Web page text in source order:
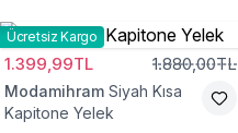
Ücretsiz Kargo
1.399,99TL 1.880,00TL
Modamihram Siyah Kısa
Kapitone Yelek